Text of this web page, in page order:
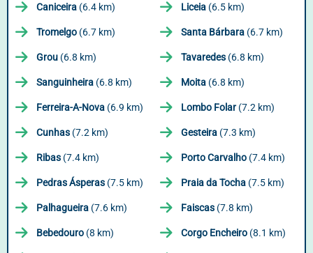
Caniceira (6.4 km) Liceia (6.5 km)
Tromelgo (6.7 km) Santa Bárbara (6.7 km)
Grou (6.8 km) Tavaredes (6.8 km)
Sanguinheira (6.8 km) Moita (6.8 km)
Ferreira-A-Nova (6.9 km) Lombo Folar(7.2 km)
Cunhas (7.2 km) Gesteira (7.3 km)
Ribas (7.4 km) Porto Carvalho (7.4 km)
Pedras Ásperas (7.5 km) Praia da Tocha (7.5 km)
Palhagueira (7.6 km) Faiscas (7.8 km)
Bebedouro (8 km) Corgo Encheiro (8.1 km)